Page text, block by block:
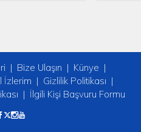
Bize Ulaşın
Künye
İzlerim
Gizlilik Politikası
İlgili Kişi Başvuru Formu